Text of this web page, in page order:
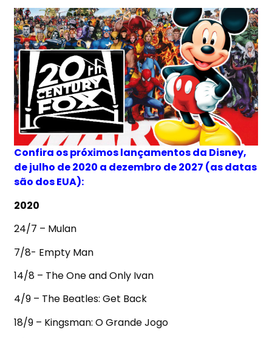
Confira os próximos lançamentos da Disney,
de julho de 2020 a dezembro de 2027 (as datas
são dos EUA):
2020
24/7 – Mulan
7/8- Empty Man
14/8 – The One and Only Ivan
4/9 – The Beatles: Get Back
18/9 – Kingsman: O Grande Jogo